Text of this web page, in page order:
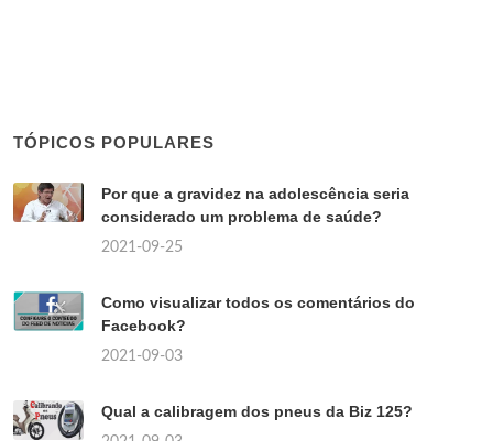
TÓPICOS POPULARES
Por que a gravidez na adolescência seria
considerado um problema de saúde?
2021-09-25
Como visualizar todos os comentários do
Facebook?
2021-09-03
Qual a calibragem dos pneus da Biz 125?